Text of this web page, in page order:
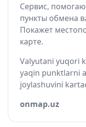
Сервис,
пункты обмена
Покажет
карте.
Valyutani yuqori
yaqin punktlarni
joylashuvini
onmap.uz